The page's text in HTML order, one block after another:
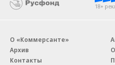
18+
О «Коммерсанте»
Архив
Контакты